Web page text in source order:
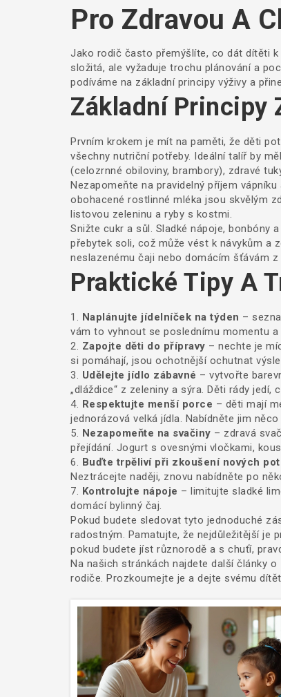
Pro Zdravou A
Jako rodič často přemýšlíte, co dát dítěti
složitá, ale vyžaduje trochu plánování a
podíváme na základní principy výživy a
Základní Principy
Prvním krokem je mít na paměti, že děti
všechny nutriční potřeby. Ideální talíř by
(celozrnné obiloviny, brambory), zdravé
Nezapomeňte na pravidelný příjem
obohacené rostlinné mléka jsou skvělým
listovou zeleninu a ryby s kostmi.
Snižte cukr a sůl. Sladké nápoje, bonbóny
přebytek soli, což může vést k návykům a
neslazenému čaji nebo domácím šťávám
Praktické Tipy A
1. Naplánujte jídelníček na týden –
vám to vyhnout se poslednímu momentu
2. Zapojte děti do přípravy – nechte je
si pomáhají, jsou ochotnější ochutnat
3. Udělejte jídlo zábavné – vytvořte
„dláždice“ z zeleniny a sýra. Děti rády jedí,
4. Respektujte menší porce – děti mají
jednorázová velká jídla. Nabídněte jim
5. Nezapomeňte na svačiny – zdravá
přejídání. Jogurt s ovesnými vločkami,
6. Buďte trpěliví při zkoušení nových
Neztrácejte naději, znovu nabídněte po
7. Kontrolujte nápoje – limitujte sladké
domácí bylinný čaj.
Pokud budete sledovat tyto jednoduché
radostným. Pamatujte, že nejdůležitější je
pokud budete jíst různorodě a s chuťí,
Na našich stránkách najdete další články
rodiče. Prozkoumejte je a dejte svému